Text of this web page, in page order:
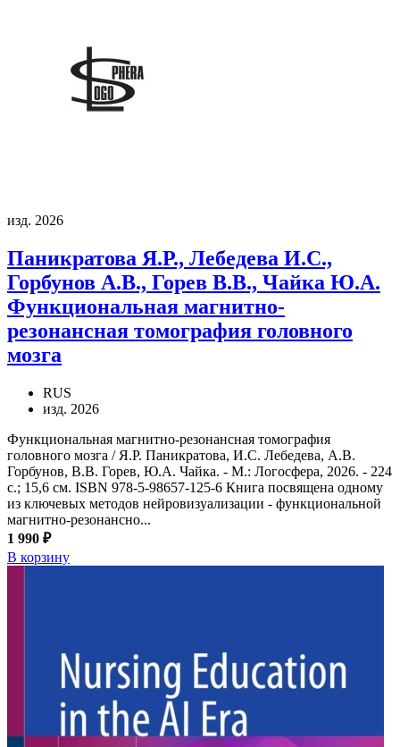
изд. 2026
Паникратова Я.Р., Лебедева И.С.,
Горбунов А.В., Горев В.В., Чайка Ю.А.
Функциональная магнитно-
резонансная томография головного
мозга
RUS
изд. 2026
Функциональная магнитно-резонансная томография
головного мозга / Я.Р. Паникратова, И.С. Лебедева, А.В.
Горбунов, В.В. Горев, Ю.А. Чайка. - М.: Логосфера, 2026. - 224
с.; 15,6 см. ISBN 978-5-98657-125-6 Книга посвящена одному
из ключевых методов нейровизуализации - функциональной
магнитно-резонансно...
1 990 ₽
В корзину